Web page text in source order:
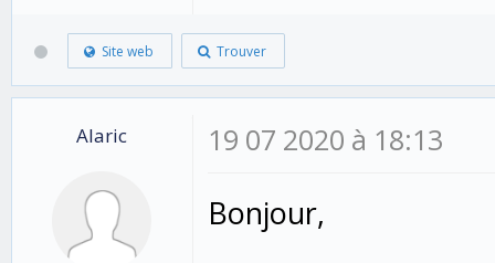
Site web Trouver
Alaric 19 07 2020 à 18:13
Bonjour,